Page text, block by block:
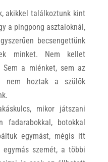
akikkel találkoztunk kint
a pingpong asztaloknál,
becsengettünk
minket. Nem kellet
Sem a miénket, sem az
nem hoztak a szülők
mikor játszani
fadarabokkal, botokkal
egymást, mégis itt
szemét, a többi